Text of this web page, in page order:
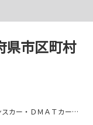
県市区町村
【特徴】ラピッドレスポンスカー・ＤＭＡＴカー配備による救命救急医療、豊富な経験と実績のある腎臓移植治療、地域と連携した周産期医療の提供